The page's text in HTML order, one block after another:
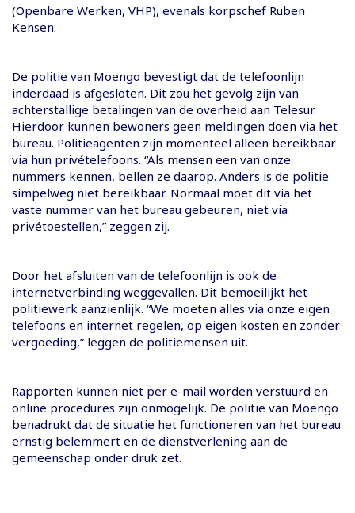
(Openbare Werken, VHP), evenals korpschef Ruben
Kensen.
De politie van Moengo bevestigt dat de telefoonlijn
inderdaad is afgesloten. Dit zou het gevolg zijn van
achterstallige betalingen van de overheid aan Telesur.
Hierdoor kunnen bewoners geen meldingen doen via het
bureau. Politieagenten zijn momenteel alleen bereikbaar
via hun privételefoons. “Als mensen een van onze
nummers kennen, bellen ze daarop. Anders is de politie
simpelweg niet bereikbaar. Normaal moet dit via het
vaste nummer van het bureau gebeuren, niet via
privétoestellen,” zeggen zij.
Door het afsluiten van de telefoonlijn is ook de
internetverbinding weggevallen. Dit bemoeilijkt het
politiewerk aanzienlijk. “We moeten alles via onze eigen
telefoons en internet regelen, op eigen kosten en zonder
vergoeding,” leggen de politiemensen uit.
Rapporten kunnen niet per e-mail worden verstuurd en
online procedures zijn onmogelijk. De politie van Moengo
benadrukt dat de situatie het functioneren van het bureau
ernstig belemmert en de dienstverlening aan de
gemeenschap onder druk zet.